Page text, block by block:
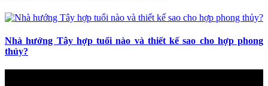
Nhà hướng Tây hợp tuổi nào và thiết kế sao cho hợp phong
thủy?